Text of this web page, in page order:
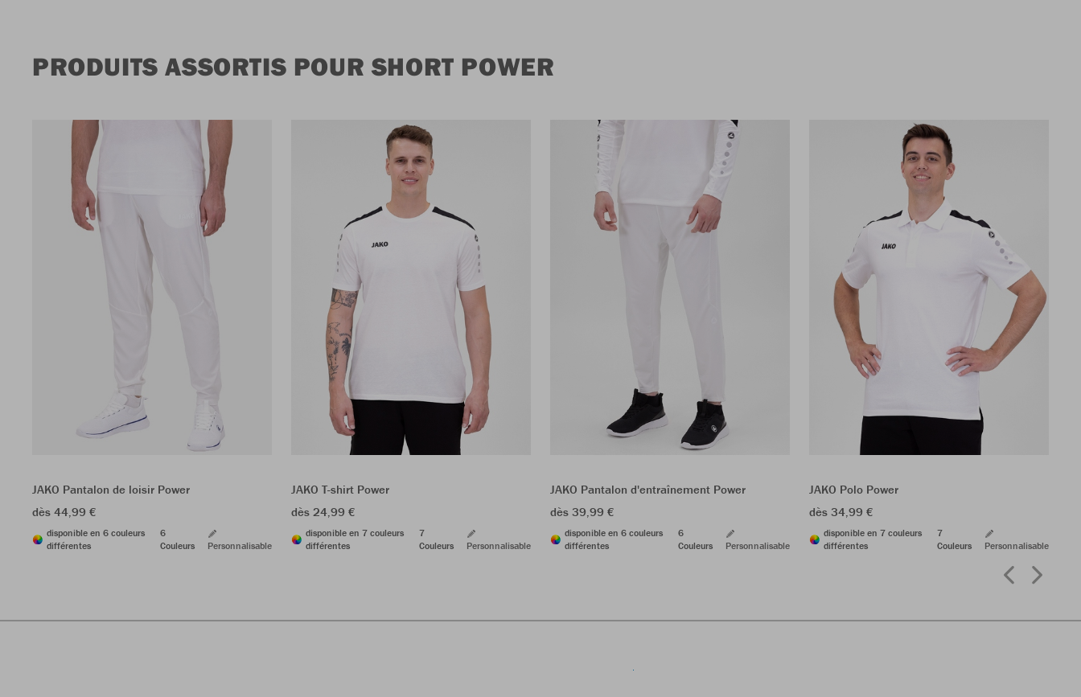
PRODUITS ASSORTIS POUR SHORT POWER
JAKO Pantalon de loisir Power
dès 44,99 €
disponible en 6 couleurs
différentes
6
Couleurs
Personnalisable
JAKO T-shirt Power
dès 24,99 €
disponible en 7 couleurs
différentes
7
Couleurs
Personnalisable
JAKO Pantalon d'entraînement Power
dès 39,99 €
disponible en 6 couleurs
différentes
6
Couleurs
Personnalisable
JAKO Polo Power
dès 34,99 €
disponible en 7 couleurs
différentes
7
Couleurs
Personnalisable